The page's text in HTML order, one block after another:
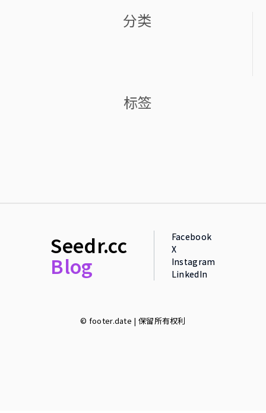
分类
标签
Seedr.cc
Blog
Facebook
X
Instagram
LinkedIn
© footer.date | 保留所有权利